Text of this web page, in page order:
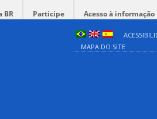
BR Participe Acesso à informação
MAPA DO SITE